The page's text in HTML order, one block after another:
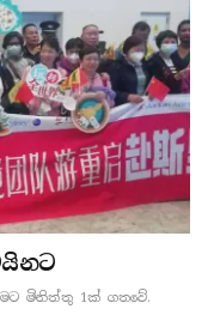
මිනිත්තු 1ක් ගතවේ.